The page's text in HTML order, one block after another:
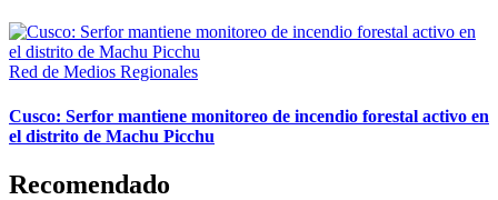
Red de Medios Regionales
Cusco: Serfor mantiene monitoreo de incendio forestal activo en
el distrito de Machu Picchu
Recomendado